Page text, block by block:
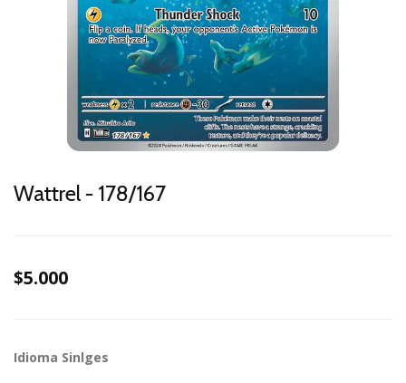
Wattrel - 178/167
$5.000
Idioma Sinlges